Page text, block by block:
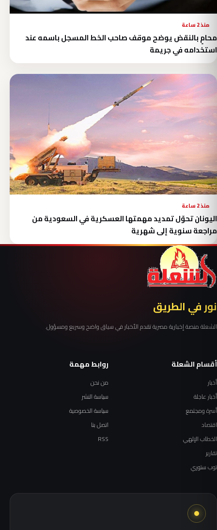
منذ 2 ساعة
محامٍ بالنقض يوضح موقف صاحب الخط المسجل باسمه عند
استخدامه في جريمة
منذ 2 ساعة
اليونان تحوّل تمديد مهمتها العسكرية في السعودية من
مراجعة سنوية إلى شهرية
نور في الطريق
الشعلة منصة إخبارية مصرية تقدم الأخبار في سياق واضح وسريع ومسؤول.
أقسام الشعلة
أخبار
أخبار عاجلة
أسرة ومجتمع
اقتصاد
الخطاب الإلهي
تقارير
توب ستوري
روابط مهمة
من نحن
سياسة النشر
سياسة الخصوصية
اتصل بنا
RSS